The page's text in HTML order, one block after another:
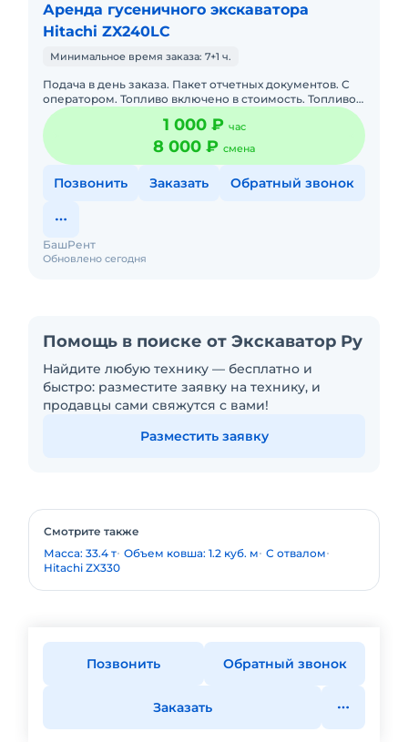
Аренда гусеничного экскаватора
Hitachi ZX240LC
Минимальное время заказа: 7+1 ч.
Подача в день заказа. Пакет отчетных документов. С
оператором. Топливо включено в стоимость. Топливо
оплачивается отдельно. Долгосрочная аренда.
Краткосрочная а
1 000 ₽ час
8 000 ₽ смена
Позвонить Заказать Обратный звонок
Обновлено сегодня
БашРент
Помощь в поиске от Экскаватор Ру
Найдите любую технику — бесплатно и
быстро: разместите заявку на технику, и
продавцы сами свяжутся с вами!
Разместить заявку
Смотрите также
Масса: 33.4 т Объем ковша: 1.2 куб. м С отвалом
Hitachi ZX330
Позвонить Обратный звонок
Заказать